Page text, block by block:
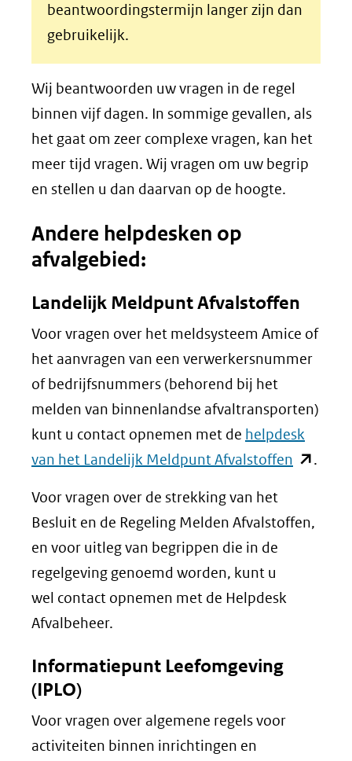
beantwoordingstermijn langer zijn dan
gebruikelijk.
Wij beantwoorden uw vragen in de regel
binnen vijf dagen. In sommige gevallen, als
het gaat om zeer complexe vragen, kan het
meer tijd vragen. Wij vragen om uw begrip
en stellen u dan daarvan op de hoogte.
Andere helpdesken op
afvalgebied:
Landelijk Meldpunt Afvalstoffen
Voor vragen over het meldsysteem Amice of
het aanvragen van een verwerkersnummer
of bedrijfsnummers (behorend bij het
melden van binnenlandse afvaltransporten)
kunt u contact opnemen met de helpdesk
van het Landelijk Meldpunt Afvalstoffen (opent
venster)
.
Voor vragen over de strekking van het
Besluit en de Regeling Melden Afvalstoffen,
en voor uitleg van begrippen die in de
regelgeving genoemd worden, kunt u
wel contact opnemen met de Helpdesk
Afvalbeheer.
Informatiepunt Leefomgeving
(IPLO)
Voor vragen over algemene regels voor
activiteiten binnen inrichtingen en